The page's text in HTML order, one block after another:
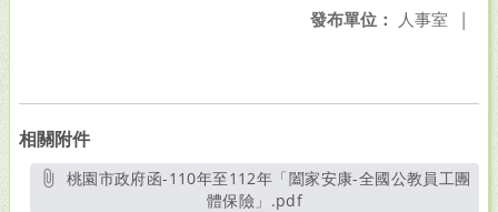
發布單位： 人事室 |
相關附件
體保險」.pdf另開新視窗